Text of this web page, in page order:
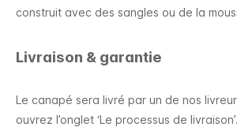
construit avec des sangles ou de la
Livraison & garantie
Le canapé sera livré par un de nos
ouvrez l’onglet ‘Le processus de